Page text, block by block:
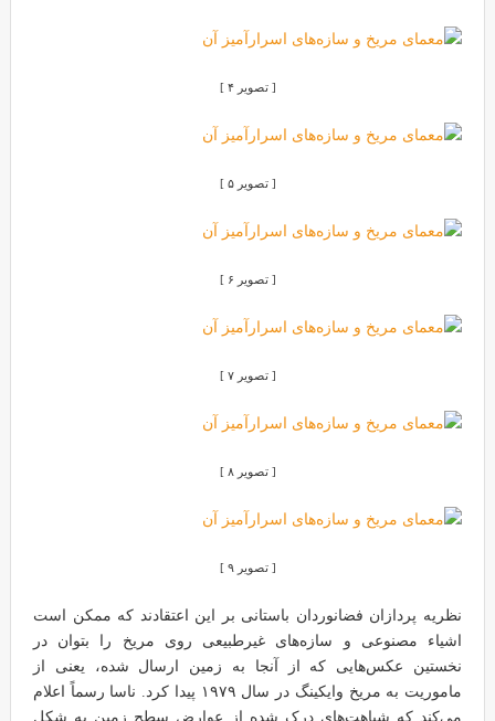
[ تصویر ۴ ]
[ تصویر ۵ ]
[ تصویر ۶ ]
[ تصویر ۷ ]
[ تصویر ۸ ]
[ تصویر ۹ ]
نظریه پردازان فضانوردان باستانی بر این اعتقادند که ممکن است
اشیاء مصنوعی و سازه‌های غیرطبیعی روی مریخ را بتوان در
نخستین عکس‌هایی که از آنجا به زمین ارسال شده، یعنی از
ماموریت به مریخ وایکینگ در سال ۱۹۷۹ پیدا کرد. ناسا رسماً اعلام
می‌کند که شباهت‌های درک شده از عوارض سطح زمین به شکل